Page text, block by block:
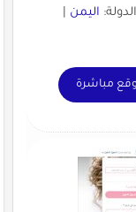
اليمن|
مباشرة